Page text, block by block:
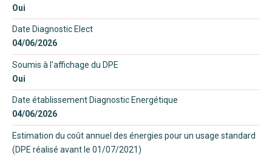
Oui
Date Diagnostic Elect
04/06/2026
Soumis à l'affichage du DPE
Oui
Date établissement Diagnostic Energétique
04/06/2026
Estimation du coût annuel des énergies pour un usage standard
(DPE réalisé avant le 01/07/2021)